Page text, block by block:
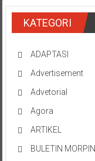
KATEGORI
ADAPTASI
Advertisement
Advetorial
Agora
ARTIKEL
BULETIN MORPIN